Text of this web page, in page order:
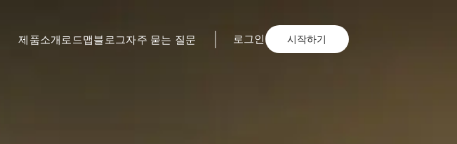
제품소개로드맵블로그자주 묻는 질문 로그인 시작하기